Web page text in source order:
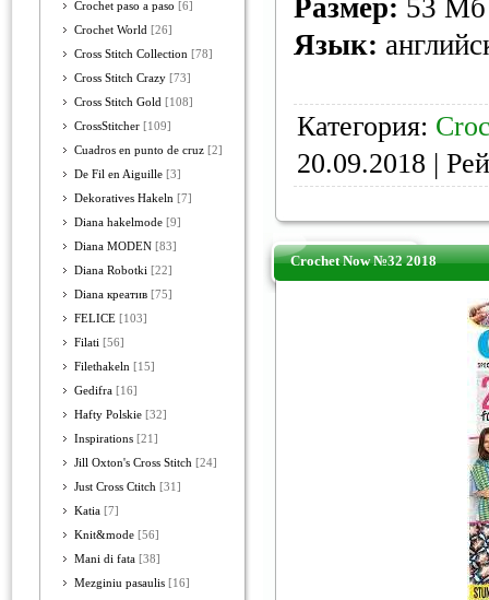
Crochet paso a paso [6]
Crochet World [26]
Cross Stitch Collection [78]
Cross Stitch Crazy [73]
Cross Stitch Gold [108]
CrossStitcher [109]
Cuadros en punto de cruz [2]
De Fil en Aiguille [3]
Dekoratives Hakeln [7]
Diana hakelmode [9]
Diana MODEN [83]
Diana Robotki [22]
Diana креатив [75]
FELICE [103]
Filati [56]
Filethakeln [15]
Gedifra [16]
Hafty Polskie [32]
Inspirations [21]
Jill Oxton's Cross Stitch [24]
Just Cross Ctitch [31]
Katia [7]
Knit&mode [56]
Mani di fata [38]
Mezginiu pasaulis [16]
Размер: 53 Мб
Язык:
Категория:
20.09.2018 |
Crochet Now №32 2018